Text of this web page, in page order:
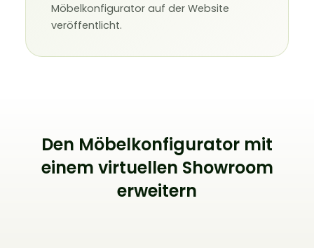
Möbelkonfigurator auf der Website
veröffentlicht.
Den Möbelkonfigurator mit
einem virtuellen Showroom
erweitern